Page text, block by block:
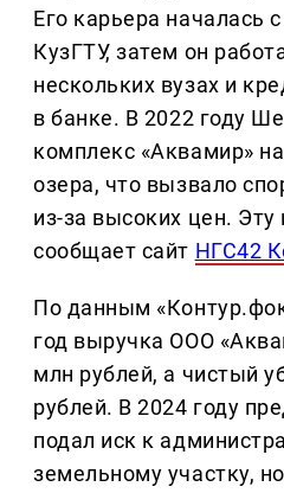
Его карьера началась
КузГТУ, затем он
нескольких вузах и
в банке. В 2022 году
комплекс «Аквамир»
озера, что вызвало
из-за высоких цен.
сообщает сайт НГС42
По данным
год выручка ООО
млн рублей, а чистый
рублей. В 2024 году
подал иск к
земельному участку,